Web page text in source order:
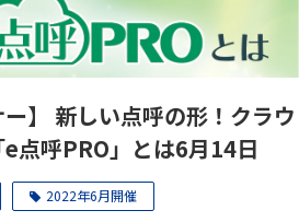
ー】 新しい点呼の形！クラウ
点呼PRO」とは6月14日
2022年6月開催